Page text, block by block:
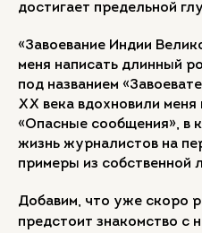
достигает предельной
«Завоевание Индии
меня написать длинный
под названием
XX века вдохновили меня
«Опасные сообщения», в
жизнь журналистов на
примеры из собственной
Добавим, что уже скоро
предстоит знакомство с